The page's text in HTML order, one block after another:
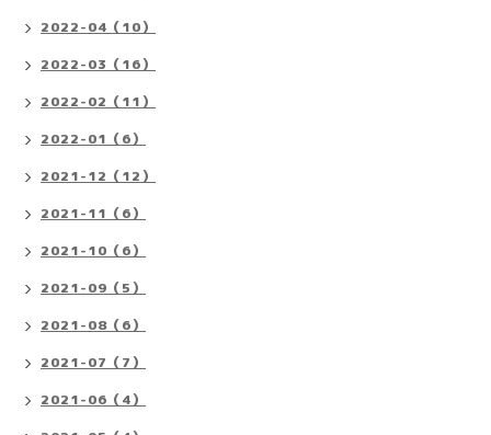
2022-04（10）
2022-03（16）
2022-02（11）
2022-01（6）
2021-12（12）
2021-11（6）
2021-10（6）
2021-09（5）
2021-08（6）
2021-07（7）
2021-06（4）